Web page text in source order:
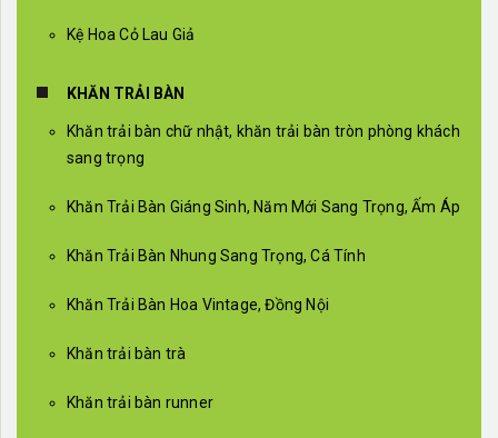
Kệ Hoa Cỏ Lau Giả
KHĂN TRẢI BÀN
Khăn trải bàn chữ nhật, khăn trải bàn tròn phòng khách
sang trọng
Khăn Trải Bàn Giáng Sinh, Năm Mới Sang Trọng, Ấm Áp
Khăn Trải Bàn Nhung Sang Trọng, Cá Tính
Khăn Trải Bàn Hoa Vintage, Đồng Nội
Khăn trải bàn trà
Khăn trải bàn runner